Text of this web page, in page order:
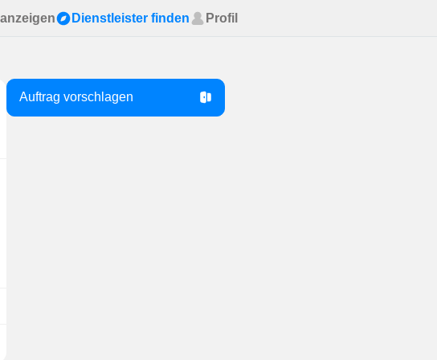
Dienstleister finden Profil
Auftrag vorschlagen